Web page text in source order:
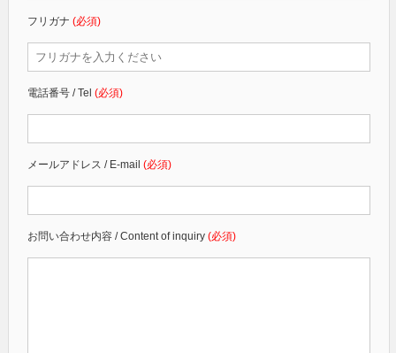
フリガナ (必須)
電話番号 / Tel (必須)
メールアドレス / E-mail (必須)
お問い合わせ内容 / Content of inquiry (必須)